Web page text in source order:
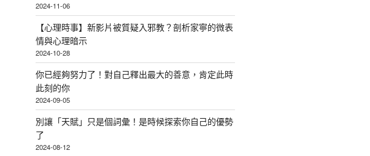
2024-11-06
【心理時事】新影片被質疑入邪教？剖析家寧的微表
情與心理暗示
2024-10-28
你已經夠努力了！對自己釋出最大的善意，肯定此時
此刻的你
2024-09-05
別讓「天賦」只是個詞彙！是時候探索你自己的優勢
了
2024-08-12